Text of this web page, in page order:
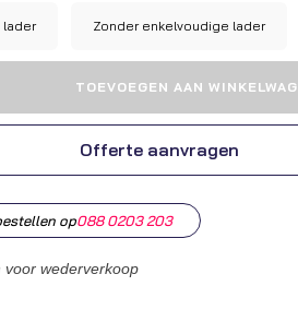
lader Zonder enkelvoudige lader
TOEVOEGEN AAN
Offerte aanvragen
op088 0203 203
voor wederverkoop